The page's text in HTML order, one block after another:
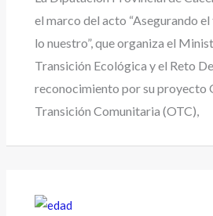
el marco del acto “Asegurando
lo nuestro”, que organiza el
Transición Ecológica y el Reto
reconocimiento por su proyecto
Transición Comunitaria (OTC),